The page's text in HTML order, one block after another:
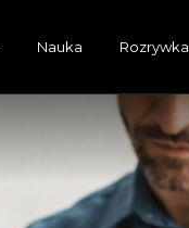
Nauka Rozrywka